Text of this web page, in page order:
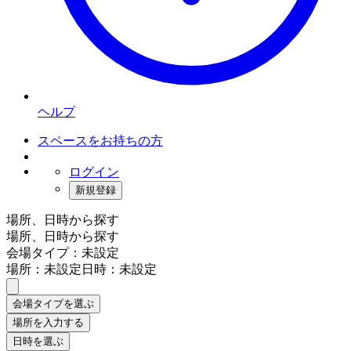
ヘルプ
スペースをお持ちの方
ログイン
新規登録
場所、日時から探す
場所、日時から探す
会場タイプ：未設定
場所：未設定日時：未設定
会場タイプを選ぶ
場所を入力する
日時を選ぶ